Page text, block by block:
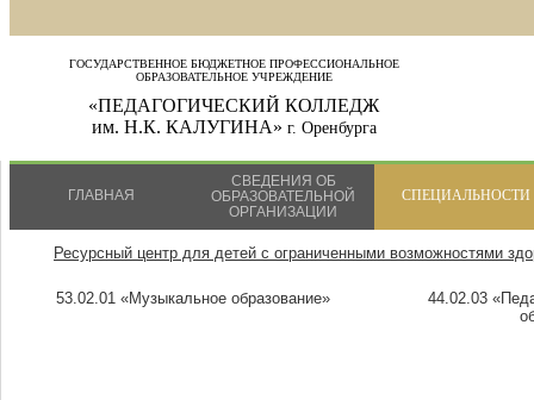
ГОСУДАРСТВЕННОЕ БЮДЖЕТНОЕ ПРОФЕССИОНАЛЬНОЕ
ОБРАЗОВАТЕЛЬНОЕ УЧРЕЖДЕНИЕ
«ПЕДАГОГИЧЕСКИЙ КОЛЛЕДЖ
им. Н.К. КАЛУГИНА» г. Оренбурга
ГЛАВНАЯ
СВЕДЕНИЯ ОБ
ОБРАЗОВАТЕЛЬНОЙ
ОРГАНИЗАЦИИ
СПЕЦИАЛЬНОСТИ
Ресурсный центр для детей с ограниченными возможностями
53.02.01 «Музыкальное образование»
44.02.03